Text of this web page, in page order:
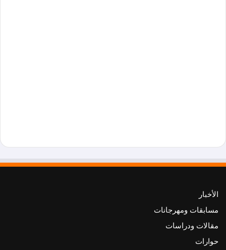
الأخبار
مسابقات ومهرجانات
مقالات ودراسات
حوارات